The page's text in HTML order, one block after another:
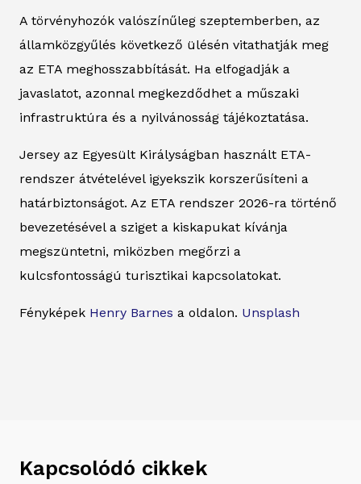
A törvényhozók valószínűleg szeptemberben, az
államközgyűlés következő ülésén vitathatják meg
az ETA meghosszabbítását. Ha elfogadják a
javaslatot, azonnal megkezdődhet a műszaki
infrastruktúra és a nyilvánosság tájékoztatása.
Jersey az Egyesült Királyságban használt ETA-
rendszer átvételével igyekszik korszerűsíteni a
határbiztonságot. Az ETA rendszer 2026-ra történő
bevezetésével a sziget a kiskapukat kívánja
megszüntetni, miközben megőrzi a
kulcsfontosságú turisztikai kapcsolatokat.
Fényképek Henry Barnes a oldalon. Unsplash
Kapcsolódó cikkek